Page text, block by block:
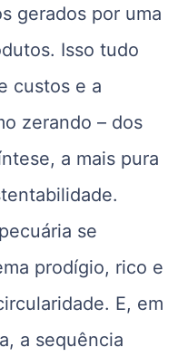
gerados por uma
Isso tudo
custos e a
zerando – dos
a mais pura
se
prodígio, rico e
E, em
a sequência